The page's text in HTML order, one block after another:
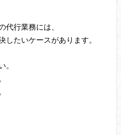
代行業務には、
したいケースがあります。
。